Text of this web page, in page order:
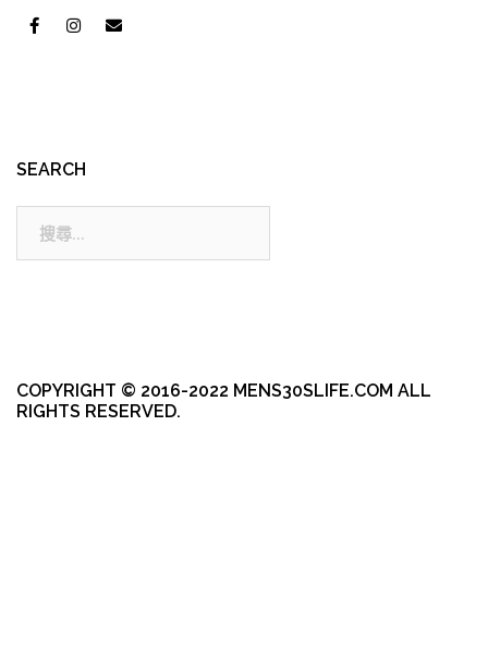
SEARCH
COPYRIGHT © 2016-2022 MENS30SLIFE.COM ALL
RIGHTS RESERVED.